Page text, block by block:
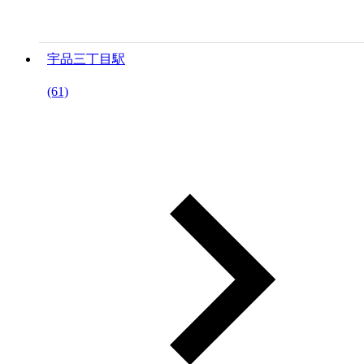
宇品三丁目駅
(61)